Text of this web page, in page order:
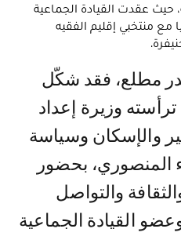
حيث عقدت القيادة الجماعية
مع منتخبي إقليم الفقيه
ترأسته وزيرة إعداد
والإسكان وسياسة
المنصوري، بحضور
والتواصل
القيادة الجماعية